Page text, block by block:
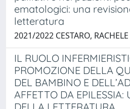
ematologici: una
letteratura
2021/2022 CESTARO, RACHELE
IL RUOLO
PROMOZIONE DELLA
DEL BAMBINO E
AFFETTO DA EPILESSIA: